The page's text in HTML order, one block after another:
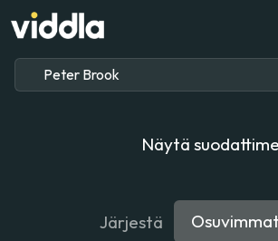
Näytä
Järjestä